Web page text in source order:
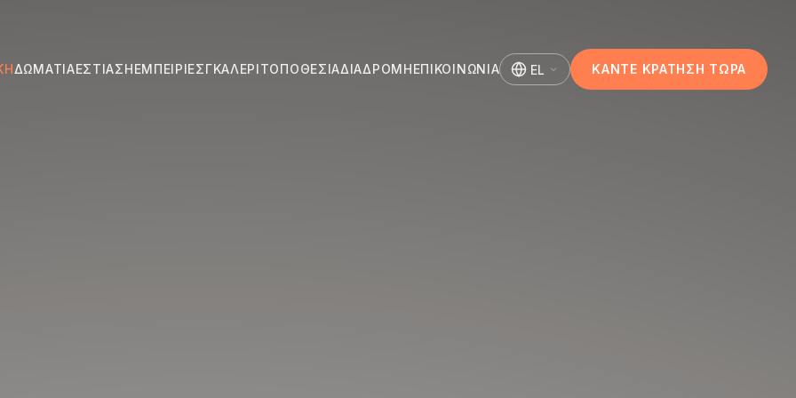
ΔΩΜΆΤΙΑΕΣΤΊΑΣΗΕΜΠΕΙΡΊΕΣΓΚΑΛΕΡΊΤΟΠΟΘΕΣΊΑΔΙΑΔΡΟΜΉΕΠΙΚΟΙΝΩΝΊΑ EL ΚΆΝΤΕ ΚΡΆΤΗΣΗ ΤΏΡΑ